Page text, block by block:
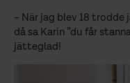
– När jag blev 18
då sa Karin ”du får
jätteglad!